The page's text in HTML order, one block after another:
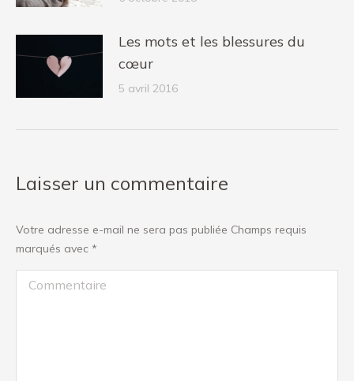
Les mots et les blessures du
cœur
5 avril 2016
Laisser un commentaire
Votre adresse e-mail ne sera pas publiée Champs requis
marqués avec *
Commentaire